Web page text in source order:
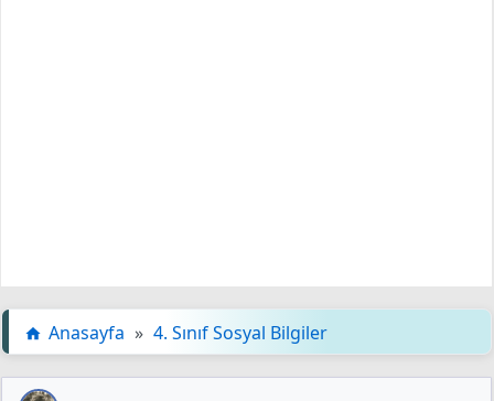
Anasayfa » 4. Sınıf Sosyal Bilgiler